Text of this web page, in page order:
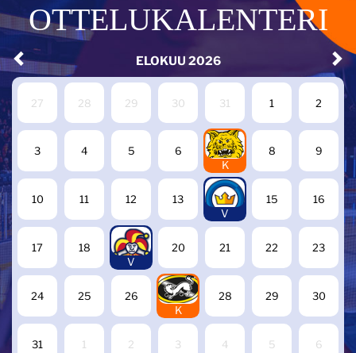
OTTELUKALENTERI
ELOKUU 2026
27 28 29 30 31 1 2
3 4 5 6
7
K
8 9
10 11 12 13
14
V
15 16
17 18
19
V
20 21 22 23
24 25 26
27
K
28 29 30
31 1 2 3 4 5 6